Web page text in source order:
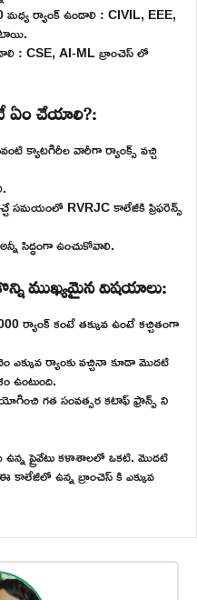
మధ్య ర్యాంక్ ఉండాలి : CIVIL, EEE,
: CSE, AI-ML బ్రాంచెస్ లో
ఏం చేయాలి?:
క్యాటగిరీల వారీగా ర్యాంక్స్ వచ్చి
సమయంలో RVRJC కాలేజీకి ప్రిఫరెన్స్
సిద్ధంగా ఉంచుకోవాలి.
ముఖ్యమైన విషయాలు:
ర్యాంక్ కంటే తక్కువ ఉంటే కచ్చితంగా
ఎక్కువ ర్యాంకు వచ్చినా కూడా మొదటి
ఉంటుంది.
గత సంవత్సర కటాఫ్ ఫ్రాన్స్ ని
ఉన్న ప్రైవేటు కళాశాలలో ఒకటి. మొదటి
ఉన్న బ్రాంచెస్ కి ఎక్కువ